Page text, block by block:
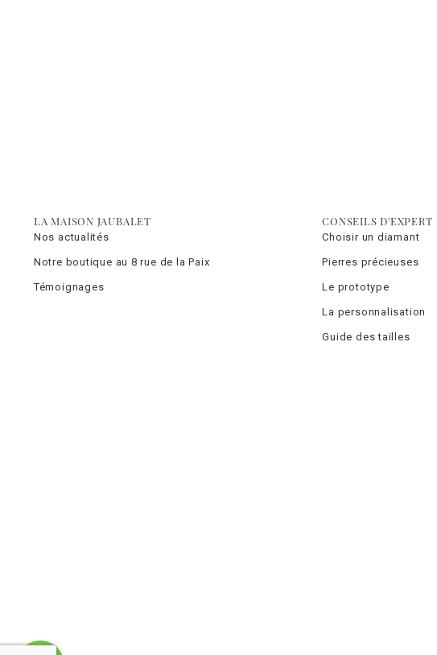
LA MAISON JAUBALET
Nos actualités
Notre boutique au 8 rue de la Paix
Témoignages
CONSEILS D'EXPERT
Choisir un diamant
Pierres précieuses
Le prototype
La personnalisation
Guide des tailles